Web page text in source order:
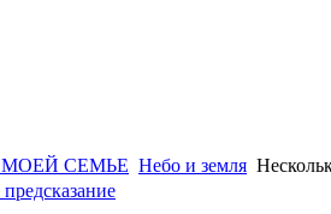
СЕМЬЕ Небо и земля